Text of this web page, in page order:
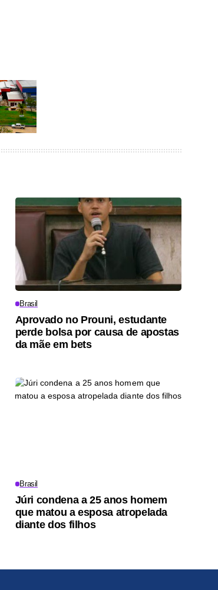
Brasil
Aprovado no Prouni, estudante
perde bolsa por causa de apostas
da mãe em bets
Brasil
Júri condena a 25 anos homem
que matou a esposa atropelada
diante dos filhos